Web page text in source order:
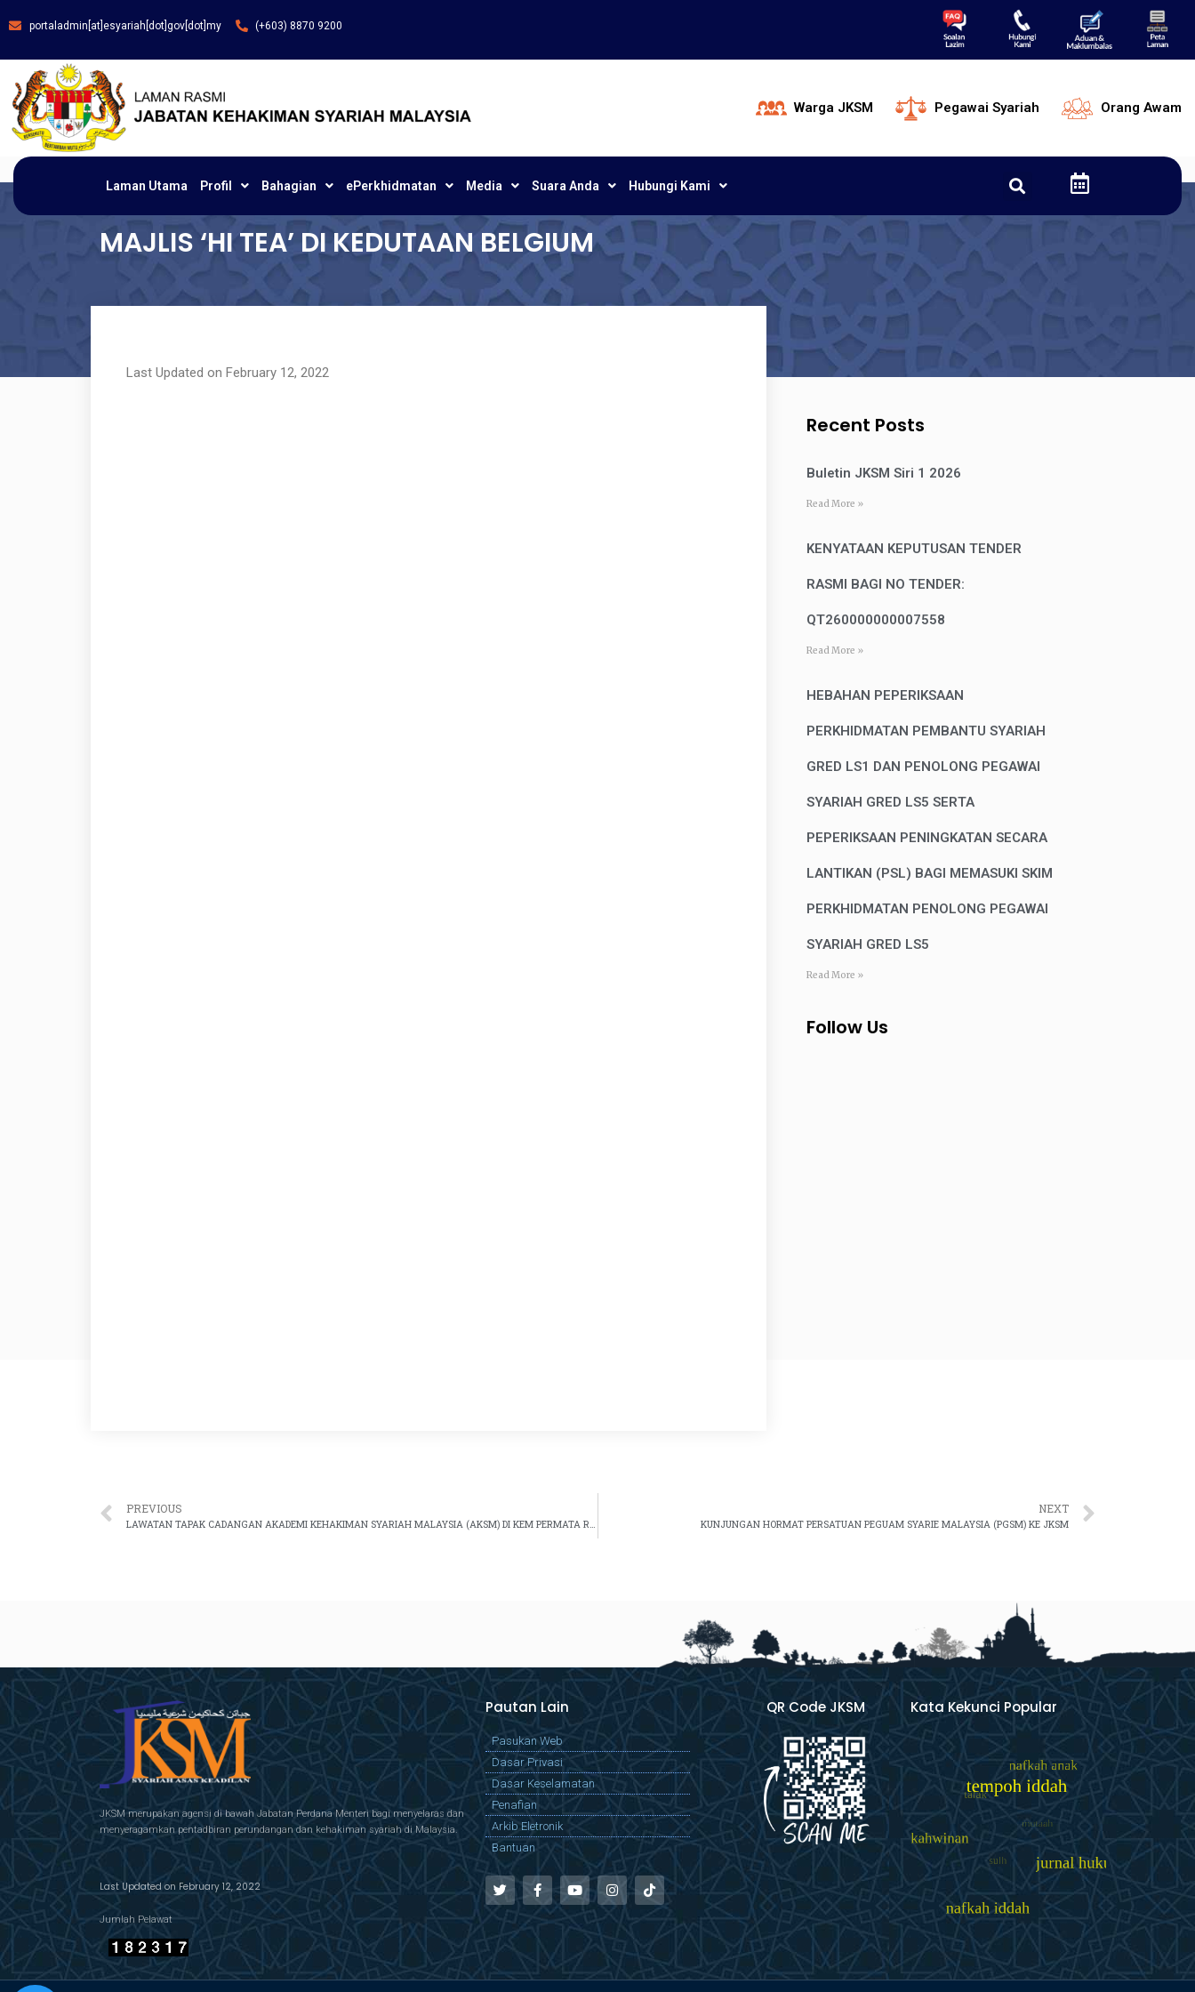
portaladmin[at]esyariah[dot]gov[dot]my (+603) 8870 9200
Warga JKSM Pegawai Syariah Orang Awam
Laman Utama Profil Bahagian ePerkhidmatan Media Suara Anda Hubungi Kami
MAJLIS ‘HI TEA’ DI KEDUTAAN BELGIUM
Last Updated on February 12, 2022
Recent Posts
Buletin JKSM Siri 1 2026
Read More »
KENYATAAN KEPUTUSAN TENDER
RASMI BAGI NO TENDER:
QT260000000007558
Read More »
HEBAHAN PEPERIKSAAN
PERKHIDMATAN PEMBANTU SYARIAH
GRED LS1 DAN PENOLONG PEGAWAI
SYARIAH GRED LS5 SERTA
PEPERIKSAAN PENINGKATAN SECARA
LANTIKAN (PSL) BAGI MEMASUKI SKIM
PERKHIDMATAN PENOLONG PEGAWAI
SYARIAH GRED LS5
Read More »
Follow Us
PREVIOUS
LAWATAN TAPAK CADANGAN AKADEMI KEHAKIMAN SYARIAH MALAYSIA (AKSM) DI KEM PERMATA RESORT, ALOR GAJAH, MELAKA
NEXT
KUNJUNGAN HORMAT PERSATUAN PEGUAM SYARIE MALAYSIA (PGSM) KE JKSM
JKSM merupakan agensi di bawah Jabatan Perdana Menteri bagi menyelaras dan
menyeragamkan pentadbiran perundangan dan kehakiman syariah di Malaysia.
Last Updated on February 12, 2022
Jumlah Pelawat
Pautan Lain
Pasukan Web
Dasar Privasi
Dasar Keselamatan
Penafian
Arkib Eletronik
Bantuan
QR Code JKSM Kata Kekunci Popular